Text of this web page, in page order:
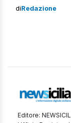
terrà il 3 e 4
diRedazione
Editore: